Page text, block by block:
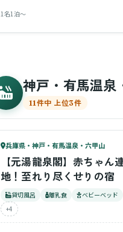
1名1泊〜
神戸・有馬温泉
11件中 上位3件
92ベビー
89
兵庫県・神戸・有馬温泉・六甲山
【元湯龍泉閣】赤ちゃん
地！至れり尽くせりの宿
貸切風呂 離乳食 ベビーベッド
+4